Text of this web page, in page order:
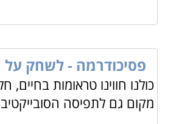
פסיכודרמה - לשחק
כולנו חווינו טראומות בחיים,
מקום גם לתפיסה